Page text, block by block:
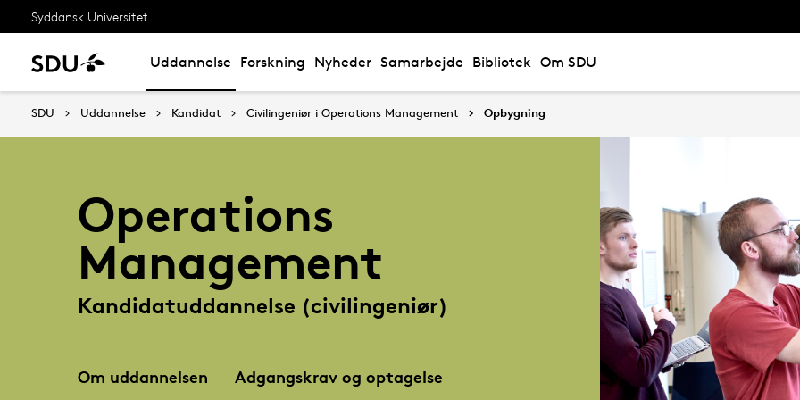
Syddansk Universitet
Uddannelse Forskning Nyheder Samarbejde Bibliotek Om SDU
SDU Uddannelse Kandidat Civilingeniør i Operations Management Opbygning
Operations
Management
Kandidatuddannelse (civilingeniør)
Om uddannelsen
Adgangskrav og optagelse